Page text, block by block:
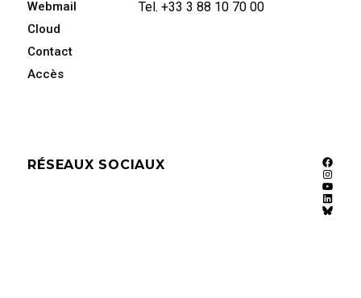
Webmail
Cloud
Contact
Accès
Tel. +33 3 88 10 70 00
RÉSEAUX SOCIAUX